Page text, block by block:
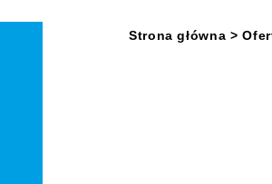
Strona główna >